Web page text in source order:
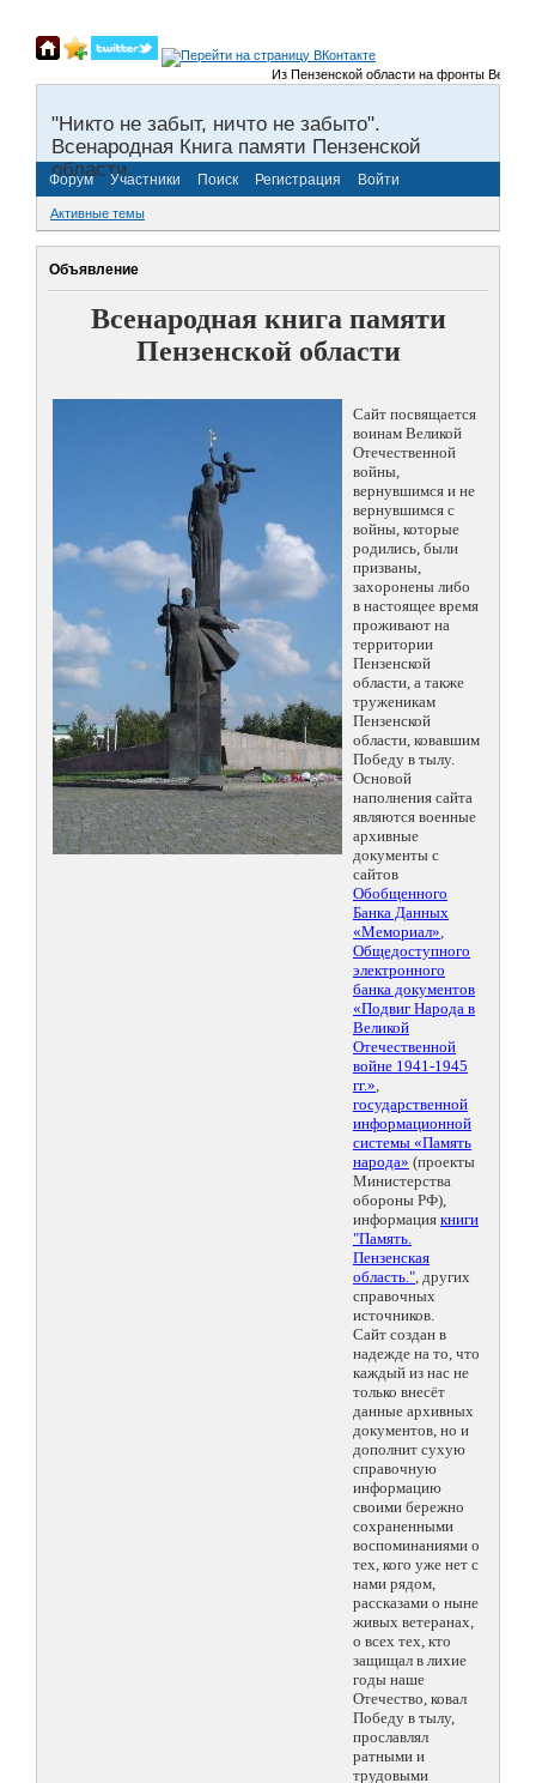
Из Пензенской области на фронты
"Никто не забыт, ничто не забыто".
Всенародная Книга памяти Пензенской
области.
Форум Участники Поиск Регистрация Войти
Активные темы
Объявление
Всенародная книга памяти
Пензенской области
Сайт посвящается
воинам Великой
Отечественной
войны,
вернувшимся и не
вернувшимся с
войны, которые
родились, были
призваны,
захоронены либо
в настоящее время
проживают на
территории
Пензенской
области, а также
труженикам
Пензенской
области, ковавшим
Победу в тылу.
Основой
наполнения сайта
являются военные
архивные
документы с
сайтов
Обобщенного
Банка Данных
«Мемориал»,
Общедоступного
электронного
банка документов
«Подвиг Народа в
Великой
Отечественной
войне 1941-1945
гг.»,
государственной
информационной
системы «Память
народа» (проекты
Министерства
обороны РФ),
информация книги
"Память.
Пензенская
область.", других
справочных
источников.
Сайт создан в
надежде на то, что
каждый из нас не
только внесёт
данные архивных
документов, но и
дополнит сухую
справочную
информацию
своими бережно
сохраненными
воспоминаниями о
тех, кого уже нет с
нами рядом,
рассказами о ныне
живых ветеранах,
о всех тех, кто
защищал в лихие
годы наше
Отечество, ковал
Победу в тылу,
прославлял
ратными и
трудовыми